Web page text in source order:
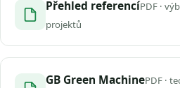
Přehled referencíPDF ·
projektů
GB Green MachinePDF ·